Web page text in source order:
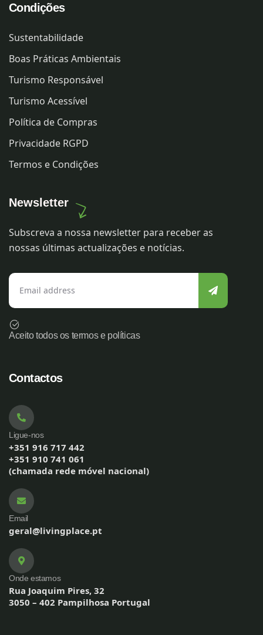
Condições
Sustentabilidade
Boas Práticas Ambientais
Turismo Responsável
Turismo Acessível
Política de Compras
Privacidade RGPD
Termos e Condições
Newsletter
Subscreva a nossa newsletter para receber as
nossas últimas actualizações e notícias.
Aceito todos os termos e políticas
Contactos
Ligue-nos
+351 916 717 442
+351 910 741 061
(chamada rede móvel nacional)
Email
geral@livingplace.pt
Onde estamos
Rua Joaquim Pires, 32
3050 – 402 Pampilhosa Portugal